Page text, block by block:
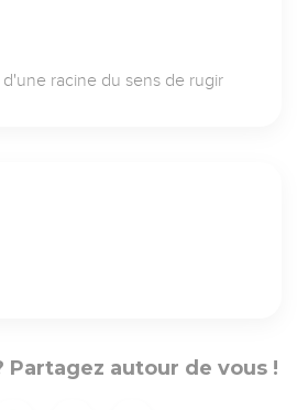
racine du sens de rugir
Partagez autour de vous !